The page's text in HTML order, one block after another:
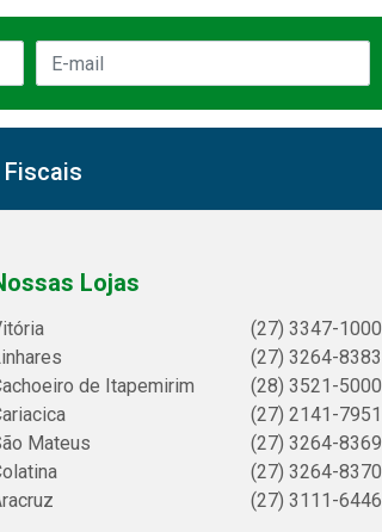
Lojas
(27) 3347-1000
(27) 3264-8383
de Itapemirim
(28) 3521-5000
(27) 2141-7951
Mateus
(27) 3264-8369
(27) 3264-8370
(27) 3111-6446